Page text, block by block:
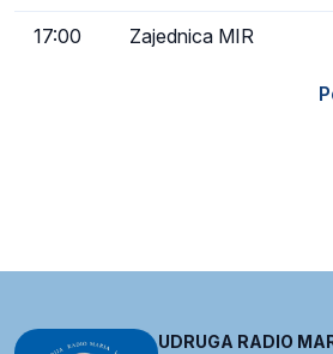
17:00 Zajednica MIR
UDRUGA RADIO